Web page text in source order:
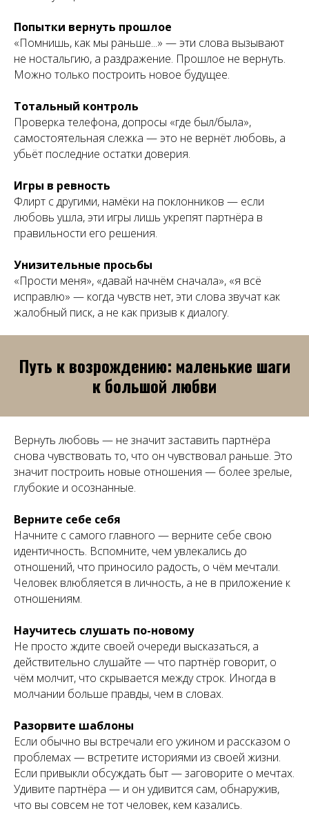
Попытки вернуть прошлое
«Помнишь, как мы раньше...» — эти слова вызывают
не ностальгию, а раздражение. Прошлое не вернуть.
Можно только построить новое будущее.
Тотальный контроль
Проверка телефона, допросы «где был/была»,
самостоятельная слежка — это не вернёт любовь, а
убьёт последние остатки доверия.
Игры в ревность
Флирт с другими, намёки на поклонников — если
любовь ушла, эти игры лишь укрепят партнёра в
правильности его решения.
Унизительные просьбы
«Прости меня», «давай начнём сначала», «я всё
исправлю» — когда чувств нет, эти слова звучат как
жалобный писк, а не как призыв к диалогу.
Путь к возрождению: маленькие шаги
к большой любви
Вернуть любовь — не значит заставить партнёра
снова чувствовать то, что он чувствовал раньше. Это
значит построить новые отношения — более зрелые,
глубокие и осознанные.
Верните себе себя
Начните с самого главного — верните себе свою
идентичность. Вспомните, чем увлекались до
отношений, что приносило радость, о чём мечтали.
Человек влюбляется в личность, а не в приложение к
отношениям.
Научитесь слушать по-новому
Не просто ждите своей очереди высказаться, а
действительно слушайте — что партнёр говорит, о
чём молчит, что скрывается между строк. Иногда в
молчании больше правды, чем в словах.
Разорвите шаблоны
Если обычно вы встречали его ужином и рассказом о
проблемах — встретите историями из своей жизни.
Если привыкли обсуждать быт — заговорите о мечтах.
Удивите партнёра — и он удивится сам, обнаружив,
что вы совсем не тот человек, кем казались.